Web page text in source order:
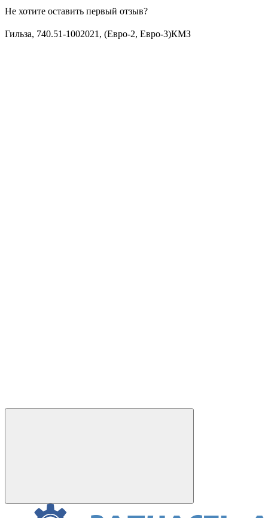
Не хотите оставить первый отзыв?
Гильза, 740.51-1002021, (Евро-2, Евро-3)КМЗ